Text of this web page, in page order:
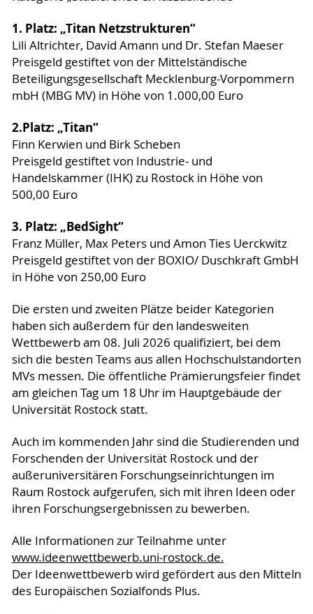
1. Platz: „Titan Netzstrukturen“
Lili Altrichter, David Amann und Dr. Stefan Maeser
Preisgeld gestiftet von der Mittelständische
Beteiligungsgesellschaft Mecklenburg-Vorpommern
mbH (MBG MV) in Höhe von 1.000,00 Euro
2.Platz: „Titan“
Finn Kerwien und Birk Scheben
Preisgeld gestiftet von Industrie- und
Handelskammer (IHK) zu Rostock in Höhe von
500,00 Euro
3. Platz: „BedSight“
Franz Müller, Max Peters und Amon Ties Uerckwitz
Preisgeld gestiftet von der BOXIO/ Duschkraft GmbH
in Höhe von 250,00 Euro
Die ersten und zweiten Plätze beider Kategorien
haben sich außerdem für den landesweiten
Wettbewerb am 08. Juli 2026 qualifiziert, bei dem
sich die besten Teams aus allen Hochschulstandorten
MVs messen. Die öffentliche Prämierungsfeier findet
am gleichen Tag um 18 Uhr im Hauptgebäude der
Universität Rostock statt.
Auch im kommenden Jahr sind die Studierenden und
Forschenden der Universität Rostock und der
außeruniversitären Forschungseinrichtungen im
Raum Rostock aufgerufen, sich mit ihren Ideen oder
ihren Forschungsergebnissen zu bewerben.
Alle Informationen zur Teilnahme unter
www.ideenwettbewerb.uni-rostock.de.
Der Ideenwettbewerb wird gefördert aus den Mitteln
des Europäischen Sozialfonds Plus.